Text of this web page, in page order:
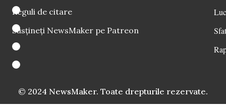
Reguli de citare
Susțineți NewsMaker pe Patreon
© 2024 NewsMaker. Toate drepturile rezervate.